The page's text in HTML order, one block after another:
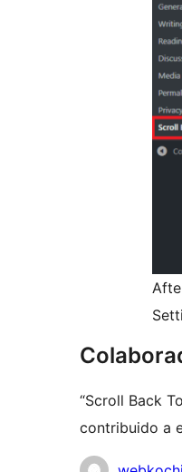
“Scroll Back
contribuido a
Colaboradores